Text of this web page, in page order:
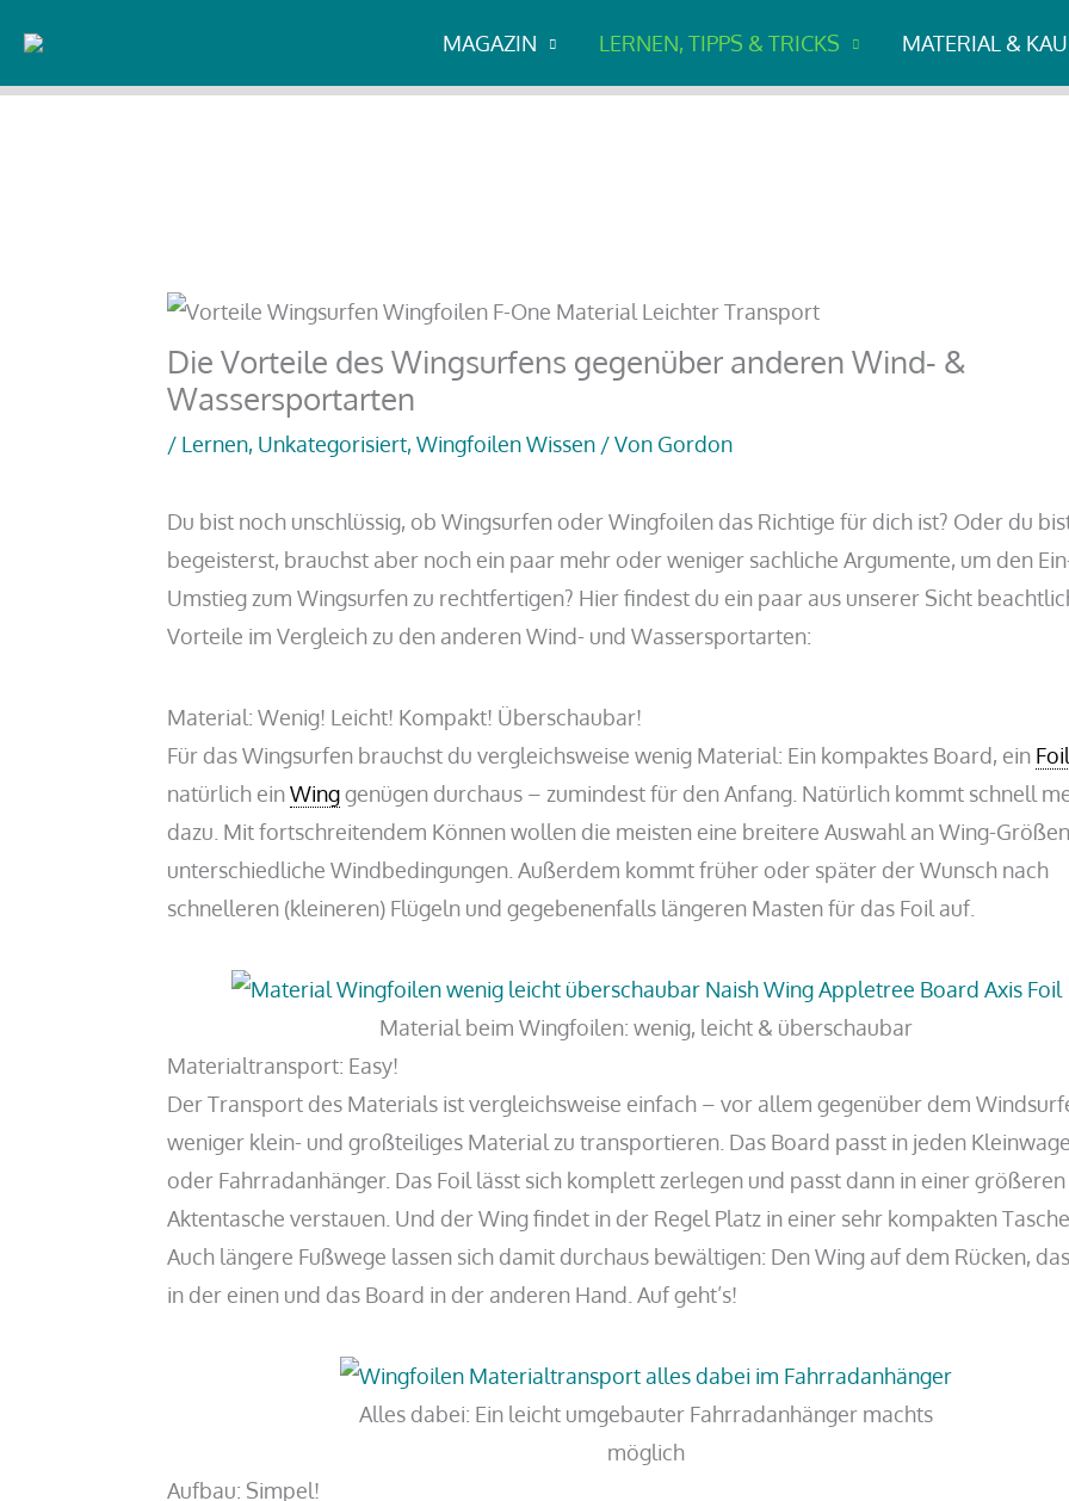
Inhalt
springen
MAGAZIN LERNEN, TIPPS & TRICKS MATERIAL &
Die Vorteile des Wingsurfens gegenüber anderen Wind- &
Wassersportarten
/ Lernen, Unkategorisiert,Wingfoilen Wissen / Von Gordon
Du bist noch unschlüssig, ob Wingsurfen oder Wingfoilen das Richtige für dich ist? Oder du
begeisterst, brauchst aber noch ein paar mehr oder weniger sachliche Argumente, um den
Umstieg zum Wingsurfen zu rechtfertigen? Hier findest du ein paar aus unserer Sicht
Vorteile im Vergleich zu den anderen Wind- und Wassersportarten:
Material: Wenig! Leicht! Kompakt! Überschaubar!
Für das Wingsurfen brauchst du vergleichsweise wenig Material: Ein kompaktes Board, ein Foil
natürlich einWinggenügen durchaus – zumindest für den Anfang. Natürlich kommt schnell
dazu. Mit fortschreitendem Können wollen die meisten eine breitere Auswahl an Wing-
unterschiedliche Windbedingungen. Außerdem kommt früher oder später der Wunsch nach
schnelleren (kleineren) Flügeln und gegebenenfalls längeren Masten für das Foil auf.
Material beim Wingfoilen: wenig, leicht & überschaubar
Materialtransport: Easy!
Der Transport des Materials ist vergleichsweise einfach – vor allem gegenüber dem
weniger klein- und großteiliges Material zu transportieren. Das Board passt in jeden
oder Fahrradanhänger. Das Foil lässt sich komplett zerlegen und passt dann in einer größeren
Aktentasche verstauen. Und der Wing findet in der Regel Platz in einer sehr kompakten Tasche.
Auch längere Fußwege lassen sich damit durchaus bewältigen: Den Wing auf dem Rücken,
in der einen und das Board in der anderen Hand. Auf geht’s!
Alles dabei: Ein leicht umgebauter Fahrradanhänger machts
möglich
Aufbau: Simpel!